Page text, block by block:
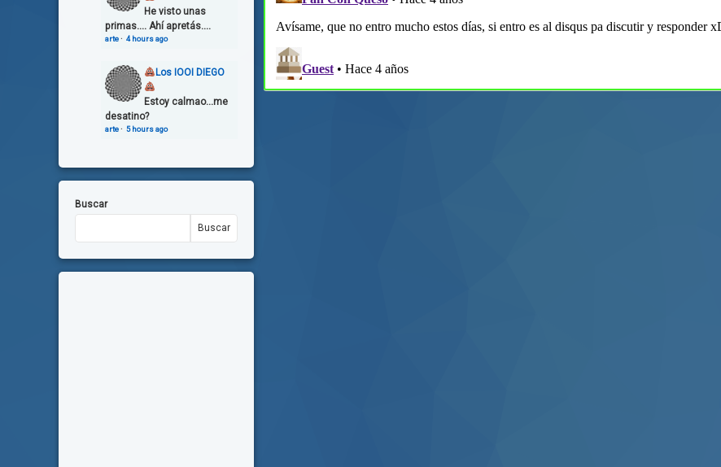
He visto unas
primas.... Ahí apretás....
arte· 4 hours ago
Los IOOI DIEGO
Estoy calmao...me
desatino?
arte· 5 hours ago
Buscar
Buscar